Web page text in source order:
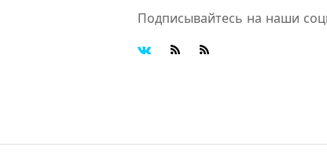
Подписывайтесь на наши